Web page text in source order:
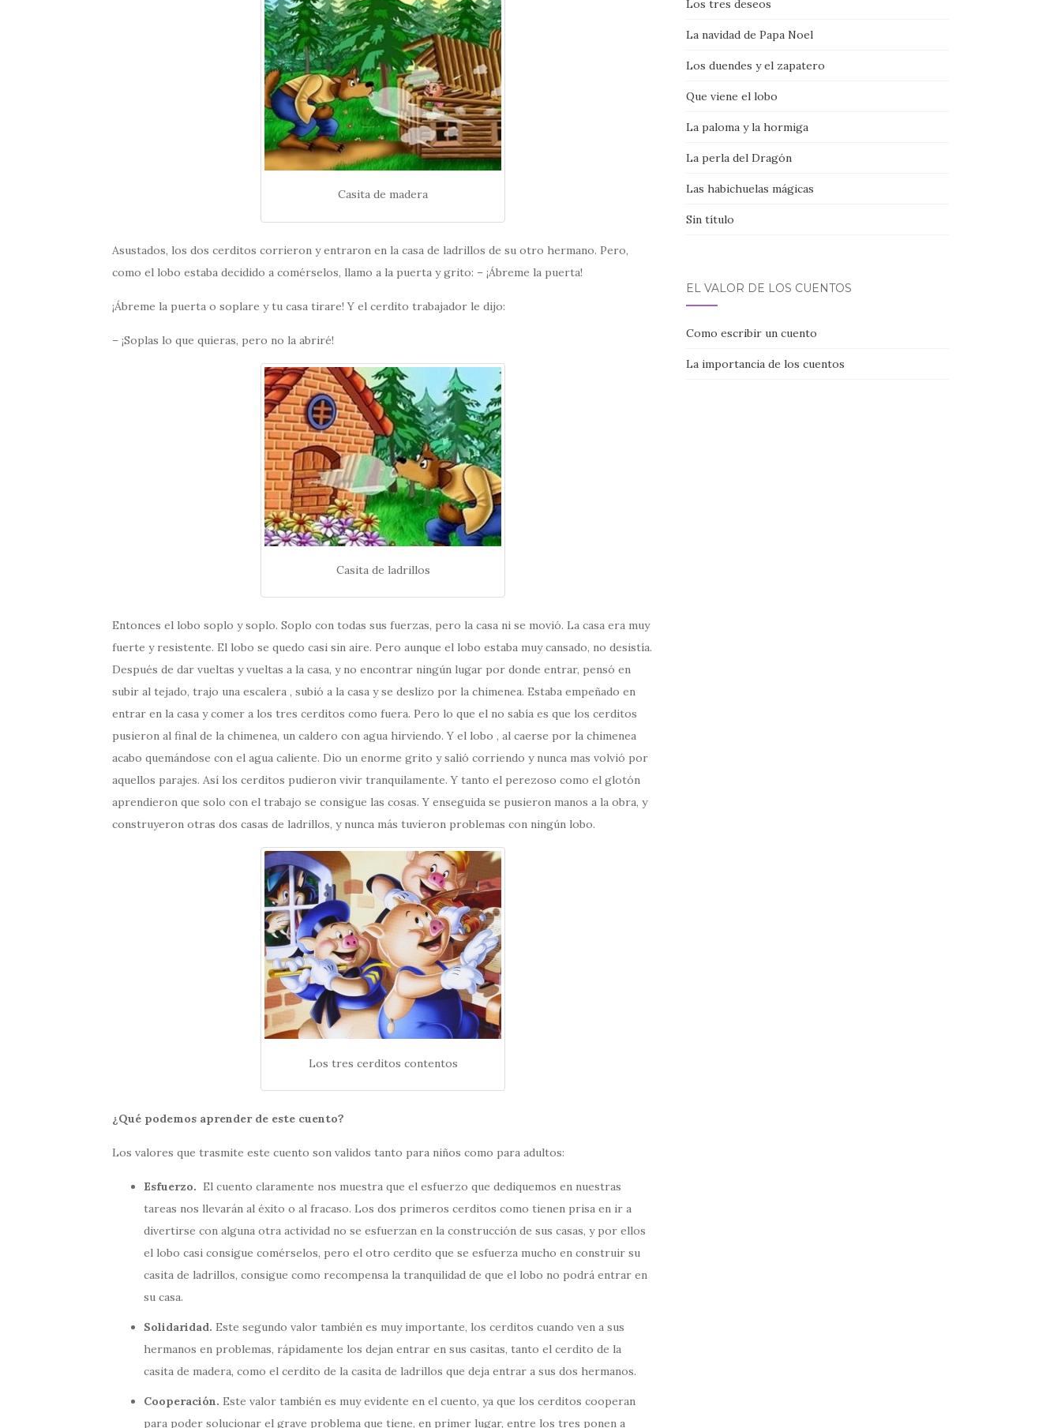
Casita de madera
Asustados, los dos cerditos corrieron y entraron en la casa de ladrillos de su otro hermano. Pero,
como el lobo estaba decidido a comérselos, llamo a la puerta y grito: – ¡Ábreme la puerta!
¡Ábreme la puerta o soplare y tu casa tirare! Y el cerdito trabajador le dijo:
– ¡Soplas lo que quieras, pero no la abriré!
Casita de ladrillos
Entonces el lobo soplo y soplo. Soplo con todas sus fuerzas, pero la casa ni se movió. La casa era muy
fuerte y resistente. El lobo se quedo casi sin aire. Pero aunque el lobo estaba muy cansado, no desistía.
Después de dar vueltas y vueltas a la casa, y no encontrar ningún lugar por donde entrar, pensó en
subir al tejado, trajo una escalera , subió a la casa y se deslizo por la chimenea. Estaba empeñado en
entrar en la casa y comer a los tres cerditos como fuera. Pero lo que el no sabía es que los cerditos
pusieron al final de la chimenea, un caldero con agua hirviendo. Y el lobo , al caerse por la chimenea
acabo quemándose con el agua caliente. Dio un enorme grito y salió corriendo y nunca mas volvió por
aquellos parajes. Así los cerditos pudieron vivir tranquilamente. Y tanto el perezoso como el glotón
aprendieron que solo con el trabajo se consigue las cosas. Y enseguida se pusieron manos a la obra, y
construyeron otras dos casas de ladrillos, y nunca más tuvieron problemas con ningún lobo.
Los tres cerditos contentos
¿Qué podemos aprender de este cuento?
Los valores que trasmite este cuento son validos tanto para niños como para adultos:
Esfuerzo. El cuento claramente nos muestra que el esfuerzo que dediquemos en nuestras
tareas nos llevarán al éxito o al fracaso. Los dos primeros cerditos como tienen prisa en ir a
divertirse con alguna otra actividad no se esfuerzan en la construcción de sus casas, y por ellos
el lobo casi consigue comérselos, pero el otro cerdito que se esfuerza mucho en construir su
casita de ladrillos, consigue como recompensa la tranquilidad de que el lobo no podrá entrar en
su casa.
Solidaridad. Este segundo valor también es muy importante, los cerditos cuando ven a sus
hermanos en problemas, rápidamente los dejan entrar en sus casitas, tanto el cerdito de la
casita de madera, como el cerdito de la casita de ladrillos que deja entrar a sus dos hermanos.
Cooperación. Este valor también es muy evidente en el cuento, ya que los cerditos cooperan
para poder solucionar el grave problema que tiene, en primer lugar, entre los tres ponen a
Los tres deseos
La navidad de Papa Noel
Los duendes y el zapatero
Que viene el lobo
La paloma y la hormiga
La perla del Dragón
Las habichuelas mágicas
Sin título
EL VALOR DE LOS CUENTOS
Como escribir un cuento
La importancia de los cuentos